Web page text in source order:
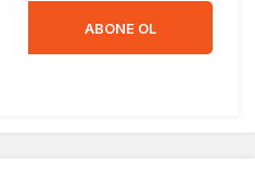
ABONE OL